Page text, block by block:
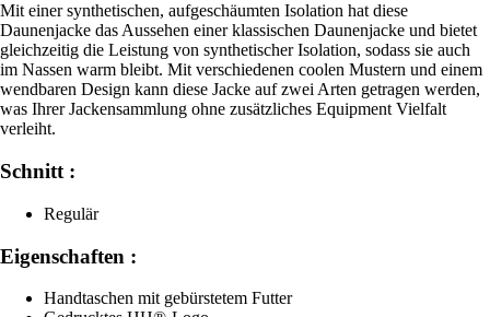
Mit einer synthetischen, aufgeschäumten Isolation hat diese
Daunenjacke das Aussehen einer klassischen Daunenjacke und bietet
gleichzeitig die Leistung von synthetischer Isolation, sodass sie auch
im Nassen warm bleibt. Mit verschiedenen coolen Mustern und einem
wendbaren Design kann diese Jacke auf zwei Arten getragen werden,
was Ihrer Jackensammlung ohne zusätzliches Equipment Vielfalt
verleiht.
Schnitt :
Regulär
Eigenschaften :
Handtaschen mit gebürstetem Futter